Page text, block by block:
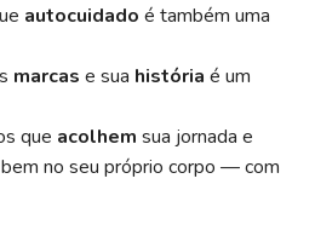
autocuidadoé também uma
marcase sua históriaé um
que acolhemsua jornada e
no seu próprio corpo — com